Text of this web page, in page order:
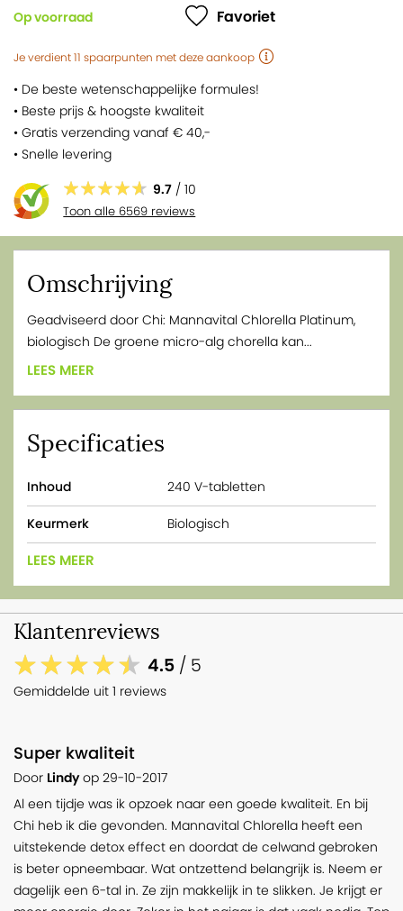
• behoud van normale botten
Op voorraad Favoriet
Je verdient11 spaarpunten met deze aankoop
• De beste wetenschappelijke formules!
• Beste prijs & hoogste kwaliteit
• Gratis verzending vanaf € 40,-
• Snelle levering
9.7 / 10
Toon alle 6569 reviews
Omschrijving
Geadviseerd door Chi: Mannavital Chlorella Platinum,
biologisch De groene micro-alg chorella kan...
LEES MEER
Specificaties
Inhoud 240 V-tabletten
Keurmerk Biologisch
LEES MEER
Klantenreviews
4.5/ 5
Gemiddelde uit 1 reviews
Super kwaliteit
Door Lindyop 29-10-2017
Al een tijdje was ik opzoek naar een goede kwaliteit. En bij
Chi heb ik die gevonden. Mannavital Chlorella heeft een
uitstekende detox effect en doordat de celwand gebroken
is beter opneembaar. Wat ontzettend belangrijk is. Neem er
dagelijk een 6-tal in. Ze zijn makkelijk in te slikken. Je krijgt er